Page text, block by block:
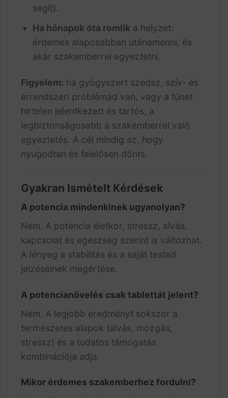
segít).
Ha hónapok óta romlik a helyzet:
érdemes alaposabban utánamenni, és
akár szakemberrel egyeztetni.
Figyelem: ha gyógyszert szedsz, szív- és
érrendszeri problémád van, vagy a tünet
hirtelen jelentkezett és tartós, a
legbiztonságosabb a szakemberrel való
egyeztetés. A cél mindig az, hogy
nyugodtan és felelősen dönts.
Gyakran Ismételt Kérdések
A potencia mindenkinek ugyanolyan?
Nem. A potencia életkor, stressz, alvás,
kapcsolat és egészség szerint is változhat.
A lényeg a stabilitás és a saját tested
jelzéseinek megértése.
A potencianövelés csak tablettát jelent?
Nem. A legjobb eredményt sokszor a
természetes alapok (alvás, mozgás,
stressz) és a tudatos támogatás
kombinációja adja.
Mikor érdemes szakemberhez fordulni?